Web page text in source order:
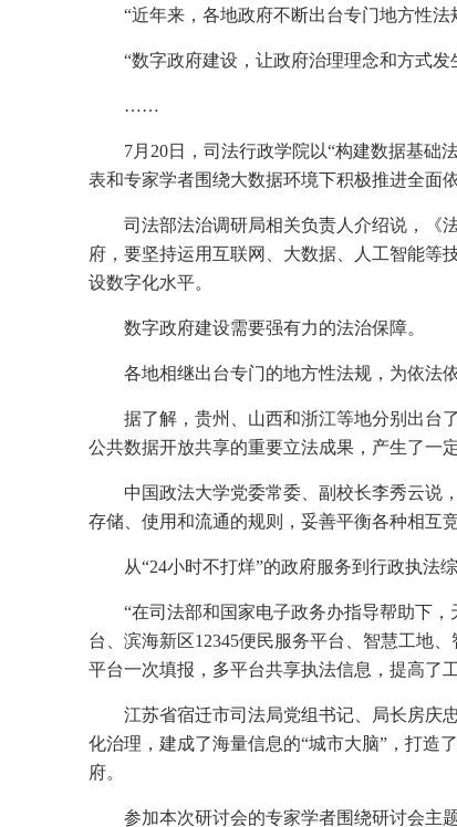
“近年来，各地政府不断出台专门地方性
“数字政府建设，让政府治理理念和方式发
……
7月 20日，司法行政学院以“构建数据基础
表和专家学者围绕大数据环境下积极推进全面
司法部法治调研局相关负责人介绍说，《
府，要坚持运用互联网、大数据、人工智能等
设数字化水平。
数字政府建设需要强有力的法治保障。
各地相继出台专门的地方性法规，为依法
据了解，贵州、山西和浙江等地分别出台
公共数据开放共享的重要立法成果，产生了一
中国政法大学党委常委、副校长李秀云说
存储、使用和流通的规则，妥善平衡各种相互
从“24小时不打烊”的政府服务到行政执法
“在司法部和国家电子政务办指导帮助下
台、滨海新区12345便民服务平台、智慧工地
平台一次填报，多平台共享执法信息，提高了工
江苏省宿迁市司法局党组书记、局长房庆
化治理，建成了海量信息的“城市大脑”，打造
府。
参加本次研讨会的专家学者围绕研讨会主